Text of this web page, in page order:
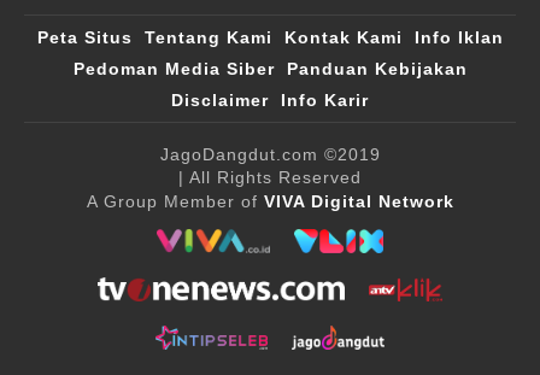
Peta Situs Tentang Kami Kontak Kami
Info Iklan
Pedoman Media Siber
Panduan Kebijakan
Disclaimer
Info Karir
JagoDangdut.com ©2019
| All Rights Reserved
A Group Member of VIVA Digital Network